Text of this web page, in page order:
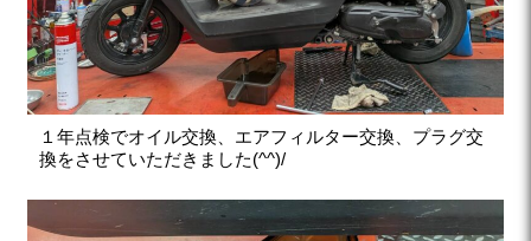
１年点検でオイル交換、エアフィルター交換、プラグ交
換をさせていただきました(^^)/